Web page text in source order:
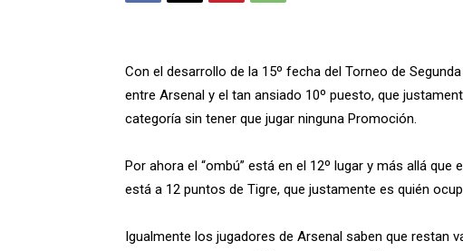
Con el desarrollo de la 15º fecha del Torneo de
entre Arsenal y el tan ansiado 10º puesto, que
categoría sin tener que jugar ninguna Promoción.
Por ahora el “ombú” está en el 12º lugar y más allá
está a 12 puntos de Tigre, que justamente es quién
Igualmente los jugadores de Arsenal saben que